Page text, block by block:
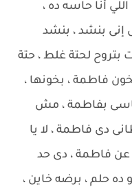
أنا حاسه ده ،
بنشد ، بنشد
بتروح لحتة غلط ، حتة
فاطمة ، بخونها ،
بفاطمة ، مش
دى فاطمة ، لا يا
عن فاطمة ، دى حد
ده حلم ، برضه خاين ،